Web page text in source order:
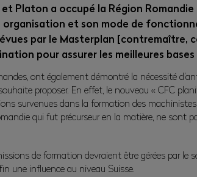
Platon a occupé la Région
organisation et son mode de
par le Masterplan [contremaître,
pour assurer les meilleures
ont également démontré la nécessité
proposer. En effet, le nouveau « CFC
survenues dans la formation des
qui fut précurseur en la matière, ne
de formation devraient être gérées par le
une influence au niveau Suisse.